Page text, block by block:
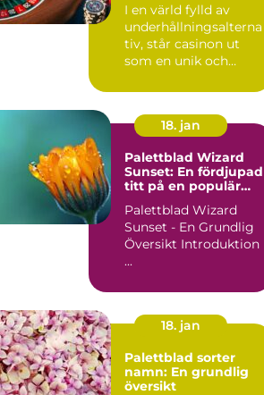
I en värld fylld av
underhållningsalterna
tiv, står casinon ut
som en unik och
18. jan
Palettblad Wizard
Sunset: En fördjupad
titt på en populär
Palettblad Wizard
Sunset - En Grundlig
Översikt Introduktion
...
18. jan
Palettblad sorter
namn: En grundlig
översikt